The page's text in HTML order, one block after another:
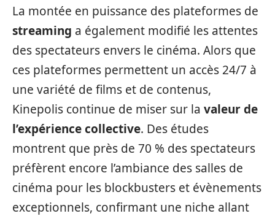
La montée en puissance des plateformes de
streaming a également modifié les attentes
des spectateurs envers le cinéma. Alors que
ces plateformes permettent un accès 24/7 à
une variété de films et de contenus,
Kinepolis continue de miser sur la valeur de
l’expérience collective. Des études
montrent que près de 70 % des spectateurs
préfèrent encore l’ambiance des salles de
cinéma pour les blockbusters et évènements
exceptionnels, confirmant une niche allant